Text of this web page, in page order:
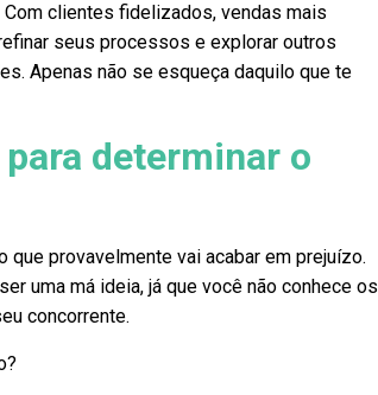
clientes fidelizados, vendas mais
seus processos e explorar outros
Apenas não se esqueça daquilo que te
determinar o
provavelmente vai acabar em prejuízo.
uma má ideia, já que você não conhece os
concorrente.